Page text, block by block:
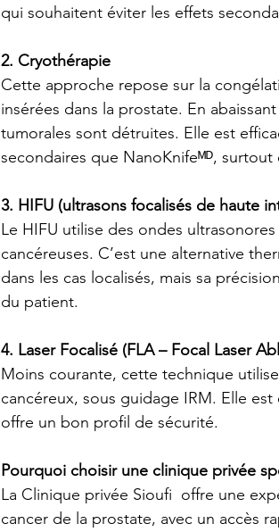
qui souhaitent éviter les effets
2. Cryothérapie
Cette approche repose sur la
insérées dans la prostate. En
tumorales sont détruites. Elle est
secondaires que NanoKnifeᴹᴰ,
3. HIFU (ultrasons focalisés de haute
Le HIFU utilise des ondes
cancéreuses. C’est une alternative
dans les cas localisés, mais sa
du patient.
4. Laser Focalisé (FLA – Focal Laser
Moins courante, cette technique
cancéreux, sous guidage IRM. Elle
offre un bon profil de sécurité.
Pourquoi choisir une clinique privée
La Clinique privée Sioufi offre une
cancer de la prostate, avec un accès